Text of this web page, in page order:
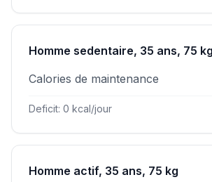
Homme sedentaire, 35 ans, 75 kg
Calories de maintenance
Deficit: 0 kcal/jour
Homme actif, 35 ans, 75 kg